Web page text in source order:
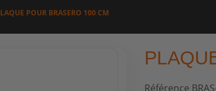
POUR BRASERO 100 CM
Référence